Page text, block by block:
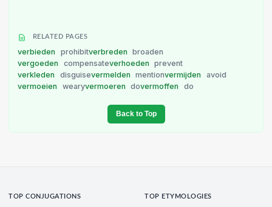
RELATED PAGES
verbieden prohibitverbreden
broaden
vergoeden
compensateverhoeden
prevent
verkleden
disguisevermelden mentionvermijden
avoid
vermoeien
wearyvermoeren dovermoffen do
Back to Top
TOP CONJUGATIONS TOP ETYMOLOGIES